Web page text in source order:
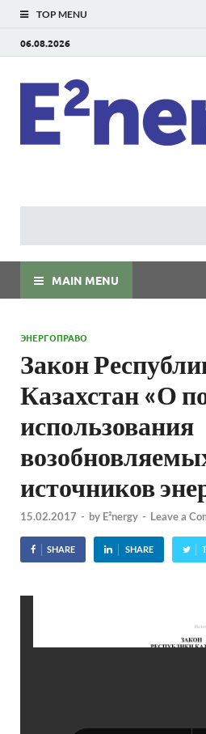
TOP MENU
06.08.2026
MAIN MENU
ЭНЕРГОПРАВО
Закон
Казахстан «О
использования
источников
15.02.2017 - by E²nergy - Leave a
SHARE SHARE